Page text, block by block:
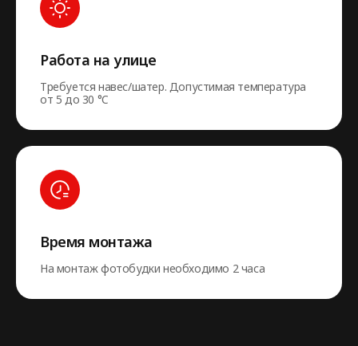
Работа на улице
Требуется навес/шатер. Допустимая температура
от 5 до 30 °C
Время монтажа
На монтаж фотобудки необходимо 2 часа